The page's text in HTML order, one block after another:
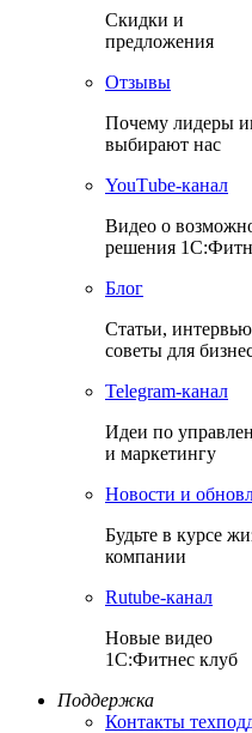
Скидки и
предложения
Отзывы
Почему лидеры
выбирают нас
YouТube-канал
Видео о
решения
Блог
Статьи,
советы для
Теlegram-канал
Идеи по
и маркетингу
Новости и
Будьте в курсе
компании
Rutube-канал
Новые видео
1С:Фитнес клуб
Поддержка
Контакты